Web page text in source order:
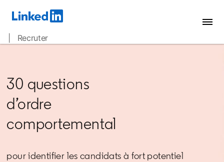
| Recruter
30 questions
d’ordre
comportemental
pour identifier les candidats à fort potentiel